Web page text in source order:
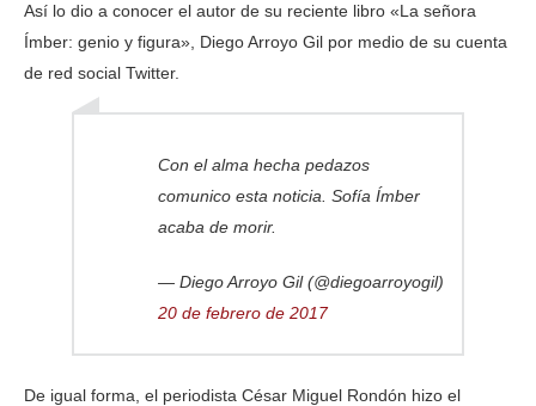
Así lo dio a conocer el autor de su reciente libro «La señora
Ímber: genio y figura», Diego Arroyo Gil por medio de su cuenta
de red social Twitter.
Con el alma hecha pedazos
comunico esta noticia. Sofía Ímber
acaba de morir.
— Diego Arroyo Gil (@diegoarroyogil)
20 de febrero de 2017
De igual forma, el periodista César Miguel Rondón hizo el